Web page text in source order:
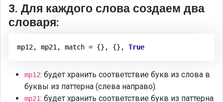
3. Для каждого слова создаем два
словаря:
mp12, mp21, match = {}, {}, True
mp12: будет хранить соответствие букв из слова в
буквы из паттерна (слева направо).
mp21: будет хранить соответствие букв из паттерна